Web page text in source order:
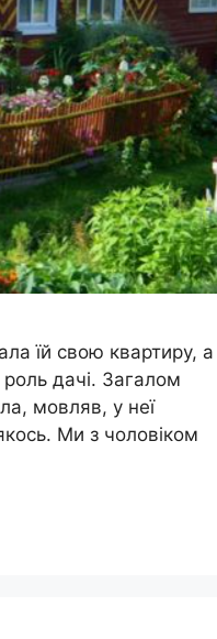
їй свою квартиру, а
дачі. Загалом
мовляв, у неї
Ми з чоловіком